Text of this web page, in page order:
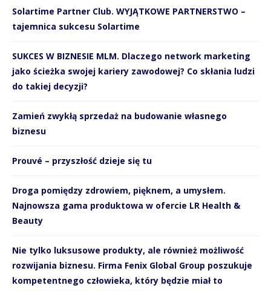
Solartime Partner Club. WYJĄTKOWE PARTNERSTWO –
tajemnica sukcesu Solartime
SUKCES W BIZNESIE MLM. Dlaczego network marketing
jako ścieżka swojej kariery zawodowej? Co skłania ludzi
do takiej decyzji?
Zamień zwykłą sprzedaż na budowanie własnego
biznesu
Prouvé – przyszłość dzieje się tu
Droga pomiędzy zdrowiem, pięknem, a umysłem.
Najnowsza gama produktowa w ofercie LR Health &
Beauty
Nie tylko luksusowe produkty, ale również możliwość
rozwijania biznesu. Firma Fenix Global Group poszukuje
kompetentnego człowieka, który będzie miał to